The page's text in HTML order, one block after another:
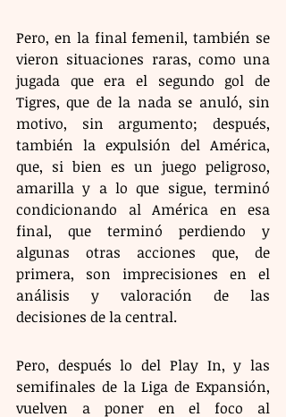
Pero, en la final femenil, también se
vieron situaciones raras, como una
jugada que era el segundo gol de
Tigres, que de la nada se anuló, sin
motivo, sin argumento; después,
también la expulsión del América,
que, si bien es un juego peligroso,
amarilla y a lo que sigue, terminó
condicionando al América en esa
final, que terminó perdiendo y
algunas otras acciones que, de
primera, son imprecisiones en el
análisis y valoración de las
decisiones de la central.
Pero, después lo del Play In, y las
semifinales de la Liga de Expansión,
vuelven a poner en el foco al